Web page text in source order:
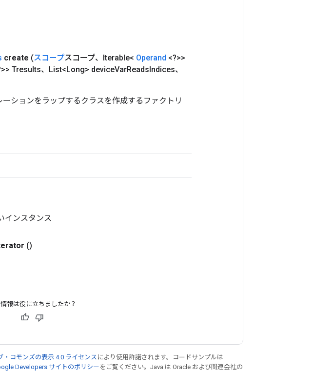
create (スコープスコープ、Iterable< Operand <?>>
Tresults、List<Long> deviceVarReadsIndices、
ションをラップするクラスを作成するファクトリ
インスタンス
()
報は役に立ちましたか？
・コモンズの表示 4.0 ライセンス により使用許諾されます。コードサンプルは
Developers サイトのポリシーをご覧ください。Java は Oracle および関連会社の